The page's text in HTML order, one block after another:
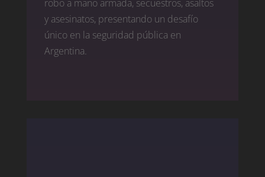
robo a mano armada, secuestros, asaltos
y asesinatos, presentando un desafío
único en la seguridad pública en
Argentina.